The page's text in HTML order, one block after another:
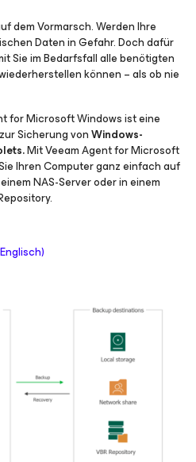
dem Vormarsch. Werden Ihre
Daten in Gefahr. Doch dafür
Sie im Bedarfsfall alle benötigten
können – als ob nie
for Microsoft Windowsist eine
Sicherung vonWindows-
Mit Veeam Agentfor Microsoft
Ihren Computer ganz einfach auf
NAS-Server oder in einem